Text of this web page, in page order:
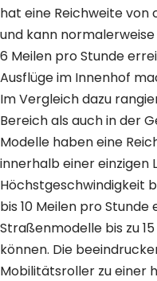
hat eine Reichweite von
und kann
6 Meilen pro Stunde
Ausflüge im Innenhof
Im Vergleich dazu
Bereich als auch in der
Modelle haben eine
innerhalb einer einzigen
Höchstgeschwindigkeit
bis 10 Meilen pro
Straßenmodelle bis zu
können. Die
Mobilitätsroller zu einer